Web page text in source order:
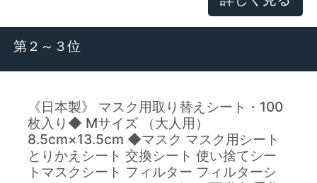
第２～３位
《日本製》 マスク用取り替えシート・100
枚入り◆ Mサイズ （大人用）
8.5cm×13.5cm ◆マスク マスク用シート
とりかえシート 交換シート 使い捨てシー
トマスクシート フィルター フィルターシ